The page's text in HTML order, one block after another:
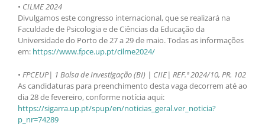
• CILME 2024
Divulgamos este congresso internacional, que se realizará na
Faculdade de Psicologia e de Ciências da Educação da
Universidade do Porto de 27 a 29 de maio. Todas as informações
em: https://www.fpce.up.pt/cilme2024/
• FPCEUP| 1 Bolsa de Investigação (BI) | CIIE| REF.ª 2024/10, PR. 102
As candidaturas para preenchimento desta vaga decorrem até ao
dia 28 de fevereiro, conforme notícia aqui:
https://sigarra.up.pt/spup/en/noticias_geral.ver_noticia?
p_nr=74289